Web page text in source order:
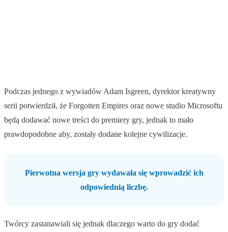
Podczas jednego z wywiadów Adam Isgreen, dyrektor kreatywny
serii potwierdził, że Forgotten Empires oraz nowe studio Microsoftu
będą dodawać nowe treści do premiery gry, jednak to mało
prawdopodobne aby, zostały dodane kolejne cywilizacje.
Pierwotna wersja gry wydawała się wprowadzić ich
odpowiednią liczbę.
Twórcy zastanawiali się jednak dlaczego warto do gry dodać